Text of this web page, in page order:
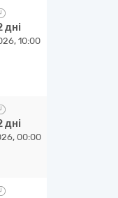
дні
10:00
дні
00:00